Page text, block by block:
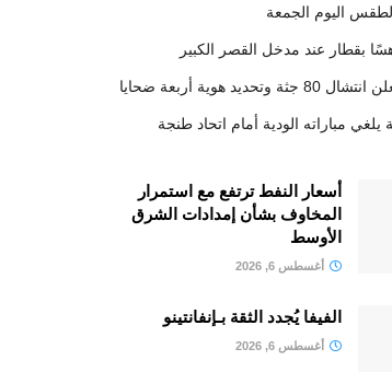
اليوم الجمعة
بقطار عند مدخل القصر الكبير
هوية أربعة ضحايا
مباراته الودية أمام اتحاد طنجة
أسعار النفط ترتفع مع استمرار
المخاوف بشأن إمدادات الشرق
الأوسط
أغسطس 6, 2026
الفيفا يُجدد الثقة بـإنفانتينو
أغسطس 6, 2026